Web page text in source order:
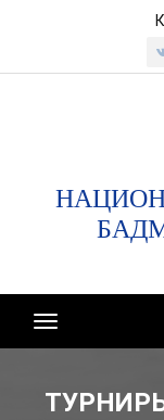
Показать/
скрыть